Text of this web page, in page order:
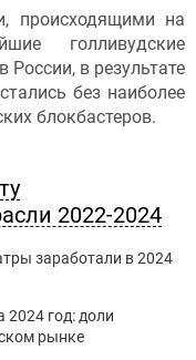
происходящими на
голливудские
в результате
без наиболее
блокбастеров.
2022-2024
заработали в 2024
год: доли
рынке